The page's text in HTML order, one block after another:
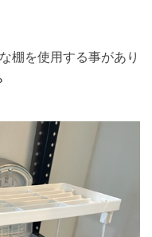
棚を使用する事があり